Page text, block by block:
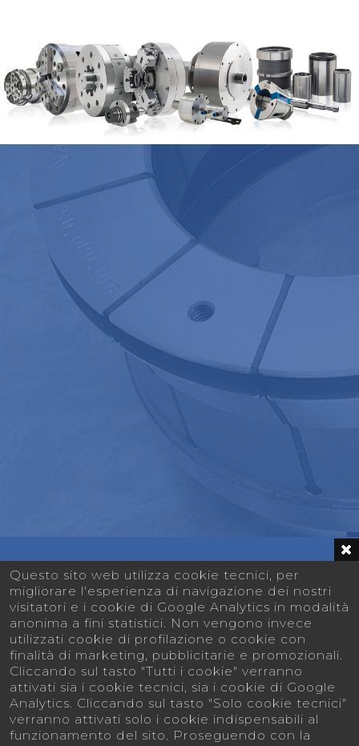
MECCANICA BICCHI
Via San Paolo 16 - 10044 Pianezza (TO) -
Italy
+39 011 9676344
Questo sito web utilizza cookie tecnici, per
migliorare l'esperienza di navigazione dei nostri
visitatori e i cookie di Google Analytics in modalità
anonima a fini statistici. Non vengono invece
utilizzati cookie di profilazione o cookie con
finalità di marketing, pubblicitarie e promozionali.
Cliccando sul tasto "Tutti i cookie" verranno
attivati sia i cookie tecnici, sia i cookie di Google
Analytics. Cliccando sul tasto "Solo cookie tecnici"
verranno attivati solo i cookie indispensabili al
funzionamento del sito. Proseguendo con la